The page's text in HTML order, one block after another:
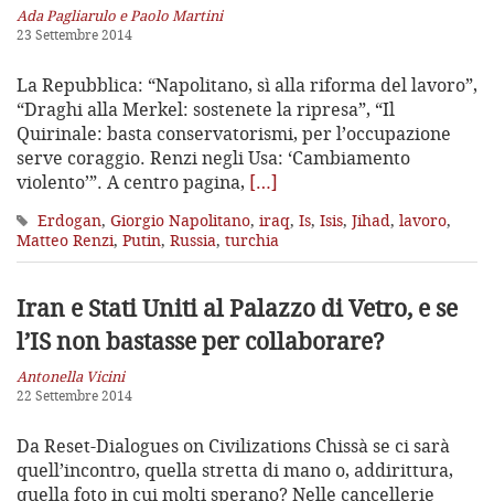
Ada Pagliarulo e Paolo Martini
23 Settembre 2014
La Repubblica: “Napolitano, sì alla riforma del lavoro”,
“Draghi alla Merkel: sostenete la ripresa”, “Il
Quirinale: basta conservatorismi, per l’occupazione
serve coraggio. Renzi negli Usa: ‘Cambiamento
violento’”. A centro pagina, […]
Erdogan, Giorgio Napolitano, iraq, Is, Isis, Jihad, lavoro,
Matteo Renzi, Putin, Russia, turchia
Iran e Stati Uniti al Palazzo di Vetro, e se
l’IS non bastasse per collaborare?
Antonella Vicini
22 Settembre 2014
Da Reset-Dialogues on Civilizations Chissà se ci sarà
quell’incontro, quella stretta di mano o, addirittura,
quella foto in cui molti sperano? Nelle cancellerie